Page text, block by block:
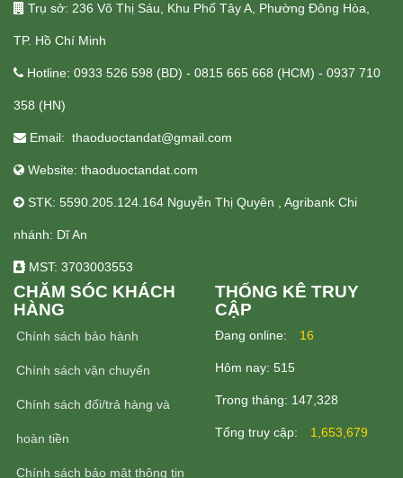
Trụ sở: 236 Võ Thị Sáu, Khu Phố Tây A, Phường Đông Hòa,
TP. Hồ Chí Minh
Hotline: 0933 526 598 (BD) - 0815 665 668 (HCM) - 0937 710
358 (HN)
Email: thaoduoctandat@gmail.com
Website: thaoduoctandat.com
STK: 5590.205.124.164 Nguyễn Thị Quyên , Agribank Chi
nhánh: Dĩ An
MST: 3703003553
CHĂM SÓC KHÁCH
HÀNG
Chính sách bảo hành
Chính sách vận chuyển
Chính sách đổi/trả hàng và
hoàn tiền
Chính sách bảo mật thông tin
THỐNG KÊ TRUY
CẬP
Ðang online: 16
Hôm nay: 515
Trong tháng: 147,328
Tổng truy cập: 1,653,679